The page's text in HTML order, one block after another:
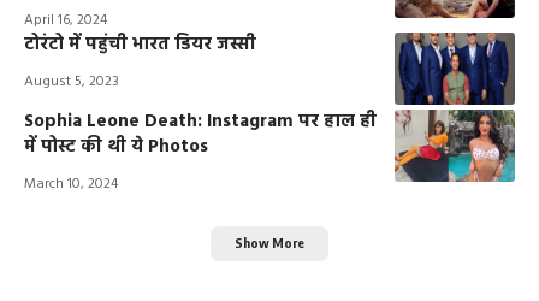
April 16, 2024
टोरंटो में पहुंची भारत डियर जस्सी
August 5, 2023
Sophia Leone Death: Instagram पर हाल ही
में पोस्ट की थी ये Photos
March 10, 2024
Show More